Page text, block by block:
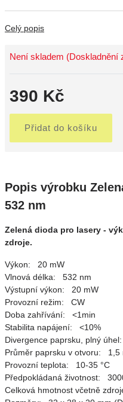
Celý popis
Není skladem (Doskladnění
390 Kč
Přidat do košíku
Popis výrobku
532 nm
Zelená dioda pro lasery -
zdroje.
Výkon: 20 mW
Vlnová délka: 532 nm
Výstupní výkon: 20 mW
Provozní režim: CW
Doba zahřívání: <1min
Stabilita napájení: <10%
Divergence paprsku, plný
Průměr paprsku v otvoru: 1,5
Provozní teplota: 10-35 °C
Předpokládaná životnost:
Celková hmotnost včetně